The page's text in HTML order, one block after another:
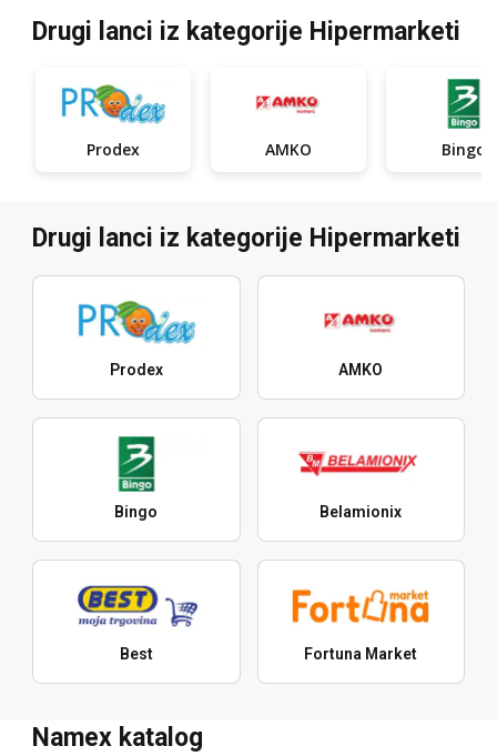
Drugi lanci iz kategorije Hipermarketi
Prodex AMKO Bingo
Drugi lanci iz kategorije Hipermarketi
Prodex AMKO
Bingo Belamionix
Best Fortuna Market
Namex katalog